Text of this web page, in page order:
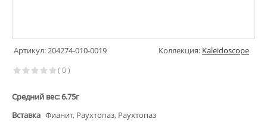
Артикул: 204274-010-0019 Коллекция: Kaleidoscope
( 0 )
Средний вес: 6.75г
Вставка Фианит, Раухтопаз, Раухтопаз